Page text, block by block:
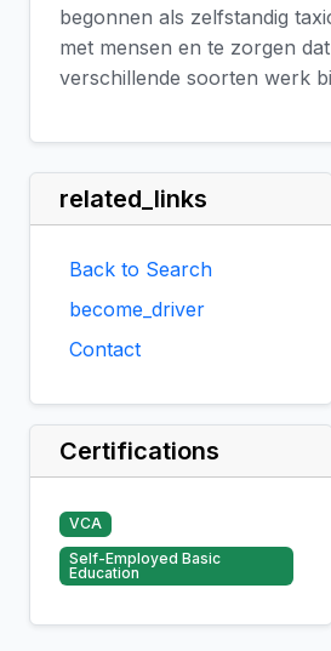
begonnen als zelfstandig
met mensen en te zorgen
verschillende soorten werk
related_links
Back to Search
become_driver
Contact
Certifications
VCA
Self-Employed Basic
Education